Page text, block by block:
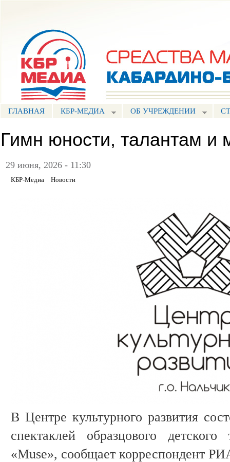
ГЛАВНАЯ КБР-МЕДИА ОБ УЧРЕЖДЕНИИ
Гимн юности, талантам и
29 июня, 2026 - 11:30
КБР-Медиа Новости
В Центре культурного развития
спектаклей образцового детского
«Muse», сообщает корреспондент